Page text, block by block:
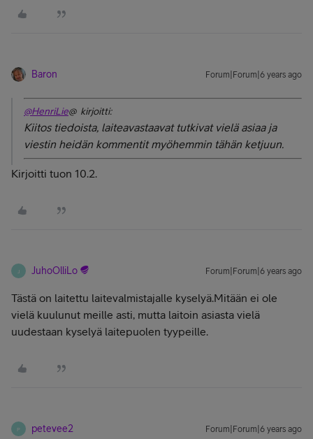
Baron Forum|Forum|6 years ago
@HenriLie@ kirjoitti:
Kiitos tiedoista, laiteavastaavat tutkivat vielä asiaa ja
viestin heidän kommentit myöhemmin tähän ketjuun.
Kirjoitti tuon 10.2.
J JuhoOlliLo Forum|Forum|6 years ago
Tästä on laitettu laitevalmistajalle kyselyä.Mitään ei ole
vielä kuulunut meille asti, mutta laitoin asiasta vielä
uudestaan kyselyä laitepuolen tyypeille.
P petevee2 Forum|Forum|6 years ago